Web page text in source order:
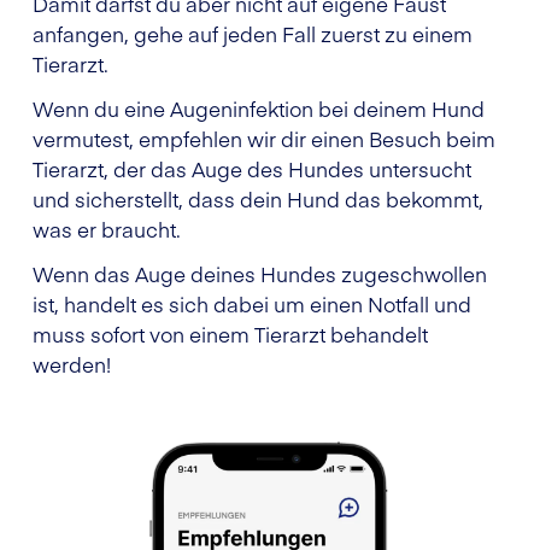
anfangen, gehe auf jeden Fall zuerst zu einem
Tierarzt.
Wenn du eine Augeninfektion bei deinem Hund
vermutest, empfehlen wir dir einen Besuch beim
Tierarzt, der das Auge des Hundes untersucht
und sicherstellt, dass dein Hund das bekommt,
was er braucht.
Wenn das Auge deines Hundes zugeschwollen
ist, handelt es sich dabei um einen Notfall und
muss sofort von einem Tierarzt behandelt
werden!